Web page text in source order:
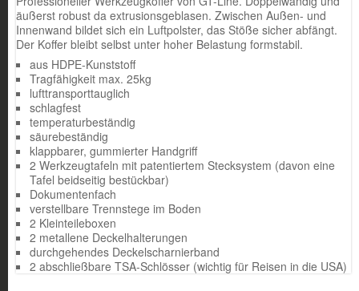
äußerst robust da extrusionsgeblasen. Zwischen Außen- und
Innenwand bildet sich ein Luftpolster, das Stöße sicher abfängt.
Der Koffer bleibt selbst unter hoher Belastung formstabil.
aus HDPE-Kunststoff
Tragfähigkeit max. 25kg
lufttransporttauglich
schlagfest
temperaturbeständig
säurebeständig
klappbarer, gummierter Handgriff
2 Werkzeugtafeln mit patentiertem Stecksystem (davon eine
Tafel beidseitig bestückbar)
Dokumentenfach
verstellbare Trennstege im Boden
2 Kleinteileboxen
2 metallene Deckelhalterungen
durchgehendes Deckelscharnierband
2 abschließbare TSA-Schlösser (wichtig für Reisen in die USA)